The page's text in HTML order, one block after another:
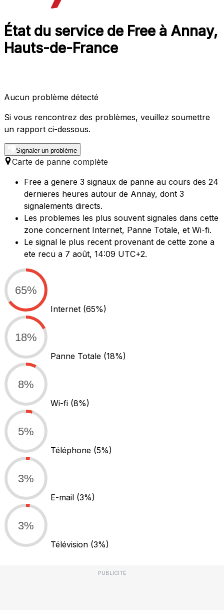
État du service de Free à Annay,
Hauts-de-France
Aucun problème détecté
Si vous rencontrez des problèmes, veuillez soumettre
un rapport ci-dessous.
Signaler un problème
Carte de panne complète
Free a genere 3 signaux de panne au cours des 24
dernieres heures autour de Annay, dont 3
signalements directs.
Les problemes les plus souvent signales dans cette
zone concernent Internet, Panne Totale, et Wi-fi.
Le signal le plus recent provenant de cette zone a
ete recu a 7 août, 14:09 UTC+2.
65%
Internet (65%)
18%
Panne Totale (18%)
8%
Wi-fi (8%)
5%
Téléphone (5%)
3%
E-mail (3%)
3%
Télévision (3%)
PUBLICITÉ